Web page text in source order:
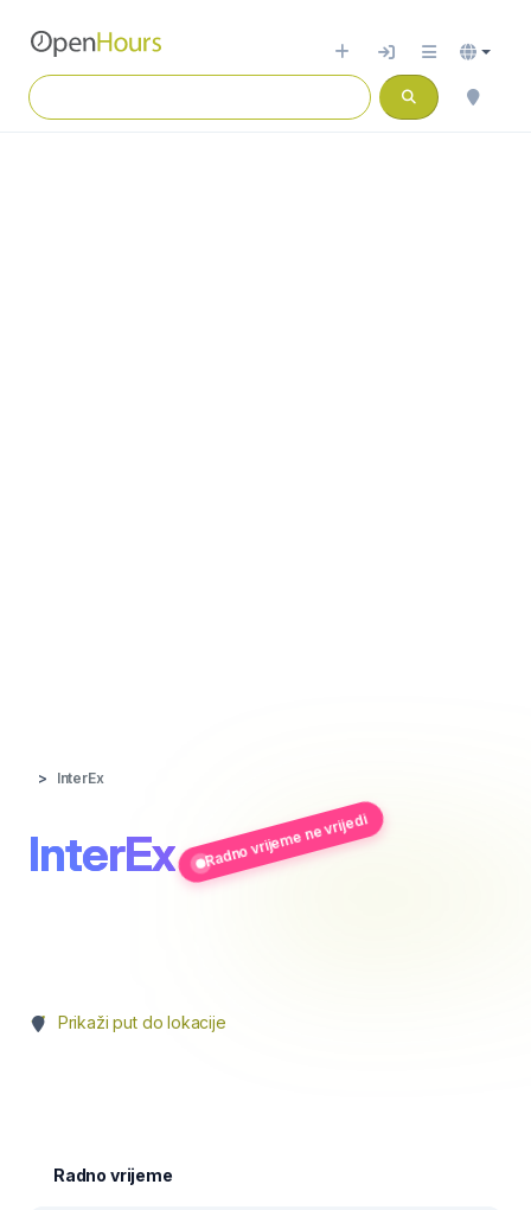
InterEx
InterEx Radno vrijeme ne vrijedi
Prikaži put do lokacije
Radno vrijeme